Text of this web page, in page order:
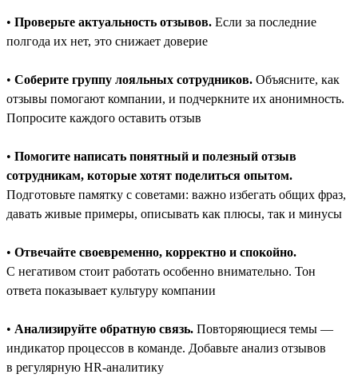
• Проверьте актуальность отзывов. Если за последние
полгода их нет, это снижает доверие
• Соберите группу лояльных сотрудников. Объясните, как
отзывы помогают компании, и подчеркните их анонимность.
Попросите каждого оставить отзыв
• Помогите написать понятный и полезный отзыв
сотрудникам, которые хотят поделиться опытом.
Подготовьте памятку с советами: важно избегать общих фраз,
давать живые примеры, описывать как плюсы, так и минусы
• Отвечайте своевременно, корректно и спокойно.
С негативом стоит работать особенно внимательно. Тон
ответа показывает культуру компании
• Анализируйте обратную связь. Повторяющиеся темы —
индикатор процессов в команде. Добавьте анализ отзывов
в регулярную HR-аналитику